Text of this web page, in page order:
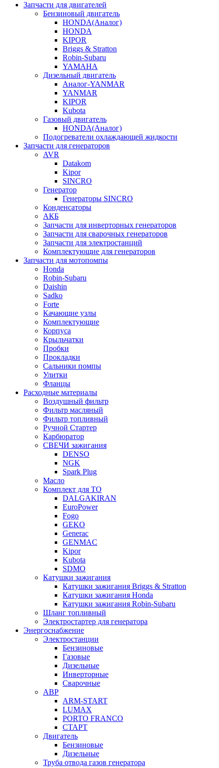
Запчасти для двигателей
Бензиновый двигатель
HONDA(Aналог)
HONDA
KIPOR
Briggs & Stratton
Robin-Subaru
YAMAHA
Дизельный двигатель
Аналог-YANMAR
YANMAR
KIPOR
Kubota
Газовый двигатель
HONDA(Aналог)
Подогреватели охлаждающей жидкости
Запчасти для генераторов
AVR
Datakom
Kipor
SINCRO
Генератор
Генераторы SINCRO
Конденсаторы
АКБ
Запчасти для инверторных генераторов
Запчасти для сварочных генераторов
Запчасти для электростанций
Комплектующие для генераторов
Запчасти для мотопомпы
Honda
Robin-Subaru
Daishin
Sadko
Forte
Качающие узлы
Комплектующие
Корпуса
Крыльчатки
Пробки
Прокладки
Сальники помпы
Улитки
Фланцы
Расходные материалы
Воздушный фильтр
Фильтр масляный
Фильтр топливный
Ручной Стартер
Карбюратор
СВЕЧИ зажигания
DENSO
NGK
Spark Plug
Масло
Комплект для ТО
DALGAKIRAN
EuroPower
Fogo
GEKO
Generac
GENMAC
Kipor
Kubota
SDMO
Катушки зажигания
Катушки зажигания Briggs & Stratton
Катушки зажигания Honda
Катушки зажигания Robin-Subaru
Шланг топливный
Электростартер для генератора
Энергоснабжение
Электростанции
Бензиновые
Газовые
Дизельные
Инверторные
Сварочные
АВР
ARM-START
LUMAX
PORTO FRANCO
СТАРТ
Двигатель
Бензиновые
Дизельные
Труба отвода газов генератора